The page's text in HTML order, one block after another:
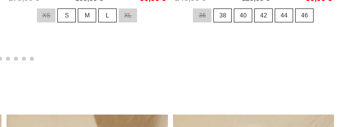
XS S M L XL 36 38 40 42 44 46